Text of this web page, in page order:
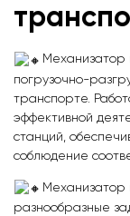
Механизатор
погрузочно-
транспорте.
эффективной
станций,
соблюдение
Механизатор
разнообразные